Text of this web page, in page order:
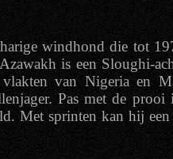
windhond die tot
is een Sloughi-
vlakten van Nigeria en
Pas met de
Met sprinten kan hij